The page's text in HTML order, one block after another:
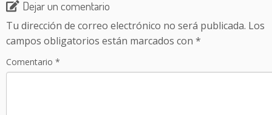
Dejar un comentario
Tu dirección de correo electrónico no será publicada. Los
campos obligatorios están marcados con *
Comentario *